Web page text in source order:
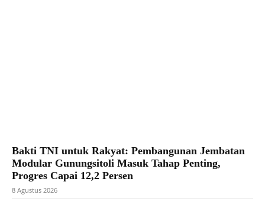
Bakti TNI untuk Rakyat: Pembangunan Jembatan
Modular Gunungsitoli Masuk Tahap Penting,
Progres Capai 12,2 Persen
8 Agustus 2026